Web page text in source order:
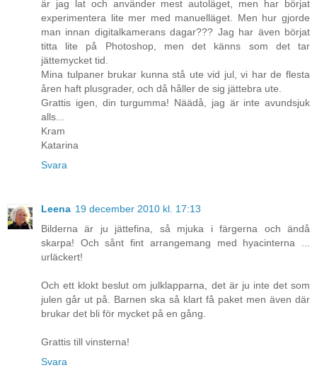
är jag lat och använder mest autoläget, men har börjat
experimentera lite mer med manuelläget. Men hur gjorde
man innan digitalkamerans dagar??? Jag har även börjat
titta lite på Photoshop, men det känns som det tar
jättemycket tid.
Mina tulpaner brukar kunna stå ute vid jul, vi har de flesta
åren haft plusgrader, och då håller de sig jättebra ute.
Grattis igen, din turgumma! Näädå, jag är inte avundsjuk
alls...
Kram
Katarina
Svara
Leena 19 december 2010 kl. 17:13
Bilderna är ju jättefina, så mjuka i färgerna och ändå
skarpa! Och sånt fint arrangemang med hyacinterna ...
urläckert!
Och ett klokt beslut om julklapparna, det är ju inte det som
julen går ut på. Barnen ska så klart få paket men även där
brukar det bli för mycket på en gång.
Grattis till vinsterna!
Svara